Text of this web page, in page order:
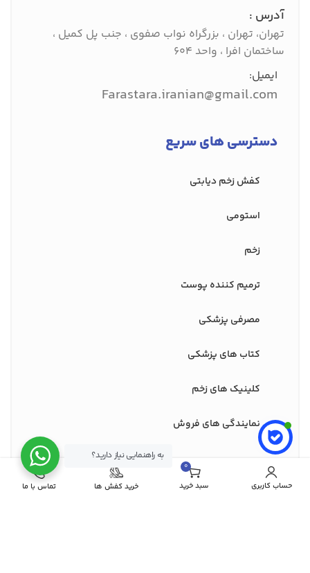
آدرس :
تهران، تهران ، بزرگراه نواب صفوی ، جنب پل کمیل ،
ساختمان افرا ، واحد 604
ایمیل:
Farastara.iranian@gmail.com
دسترسی های سریع
کفش‌ زخم دیابتی
استومی
زخم
ترمیم کننده پوست
مصرفی پزشکی
کتاب های پزشکی
کلینیک های زخم
نمایندگی های فروش
نماد های اعتماد ما
حساب کاربری
0
مورد
سبد خرید خرید کفش ها تماس با ما
به راهنمایی نیاز دارید؟